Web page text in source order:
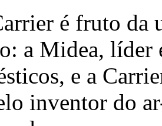
é fruto da
a Midea, líder
e a
inventor do